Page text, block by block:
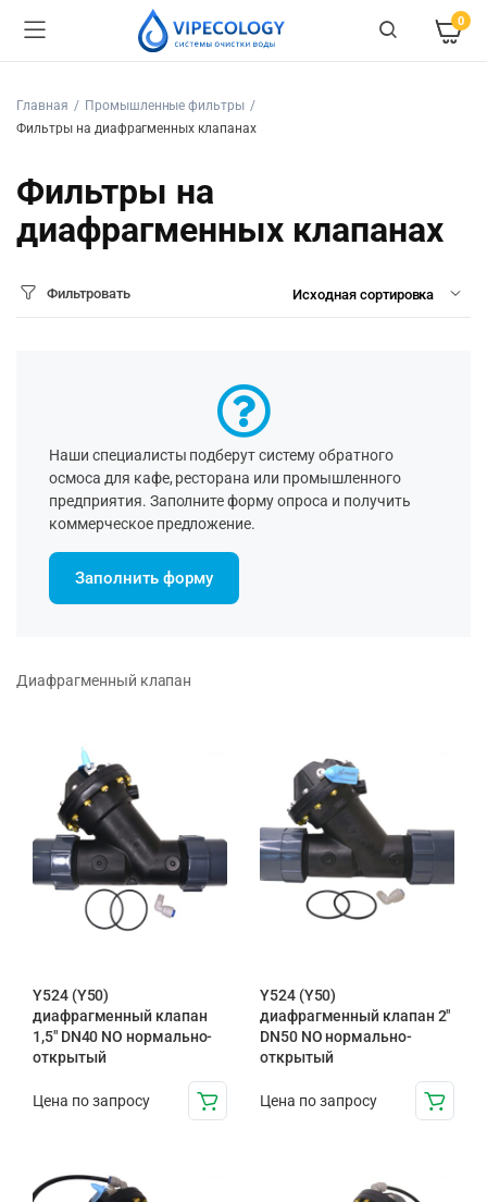
0
Главная
Промышленные фильтры
Фильтры на диафрагменных клапанах
Фильтры на
диафрагменных клапанах
Фильтровать
Наши специалисты подберут систему обратного
осмоса для кафе, ресторана или промышленного
предприятия. Заполните форму опроса и получить
коммерческое предложение.
Заполнить форму
Диафрагменный клапан
Y524 (Y50)
диафрагменный клапан
1,5″ DN40 NO нормально-
открытый
Цена по запросу
Y524 (Y50)
диафрагменный клапан 2″
DN50 NO нормально-
открытый
Цена по запросу